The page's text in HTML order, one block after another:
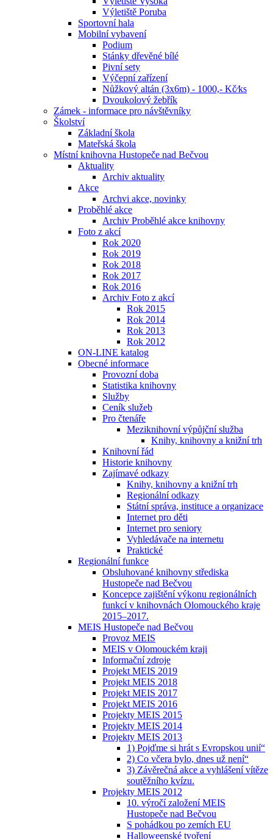
Výletiště Poruba
Sportovní hala
Mobilní vybavení
Podium
Stánky dřevěné bílé
Pivní sety
Výčepní zařízení
Nůžkový altán (3x6m) - 1000,- Kč⁄ks
Dvoukolový žebřík
Zámek - informace pro návštěvníky
Školství
Základní škola
Mateřská škola
Místní knihovna Hustopeče nad Bečvou
Aktuality
Archiv aktuality
Akce
Archvi akce, novinky
Proběhlé akce
Archiv Proběhlé akce knihovny
Foto z akcí
Rok 2020
Rok 2019
Rok 2018
Rok 2017
Rok 2016
Archiv Foto z akcí
Rok 2015
Rok 2014
Rok 2013
Rok 2012
ON-LINE katalog
Obecné informace
Provozní doba
Statistika knihovny
Služby
Ceník služeb
Pro čtenáře
Meziknihovní výpůjční služba
Knihy, knihovny a knižní trh
Knihovní řád
Historie knihovny
Zajímavé odkazy
Knihy, knihovny a knižní trh
Regionální odkazy
Státní správa, instituce a organizace
Internet pro děti
Internet pro seniory
Vyhledávače na internetu
Praktické
Regionální funkce
Obsluhované knihovny střediska
Hustopeče nad Bečvou
Koncepce zajištění výkonu regionálních
funkcí v knihovnách Olomouckého kraje
2015–2017.
MEIS Hustopeče nad Bečvou
Provoz MEIS
MEIS v Olomouckém kraji
Informační zdroje
Projekt MEIS 2019
Projekt MEIS 2018
Projekt MEIS 2017
Projekt MEIS 2016
Projekty MEIS 2015
Projekty MEIS 2014
Projekty MEIS 2013
1) Pojďme si hrát s Evropskou unií“
2) Co včera bylo, dnes už není“
3) Závěrečná akce a vyhlášení vítěze
soutěžního kvízu.
Projekty MEIS 2012
10. výročí založení MEIS
Hustopeče nad Bečvou
S pohádkou po zemích EU
Halloweenské tvoření